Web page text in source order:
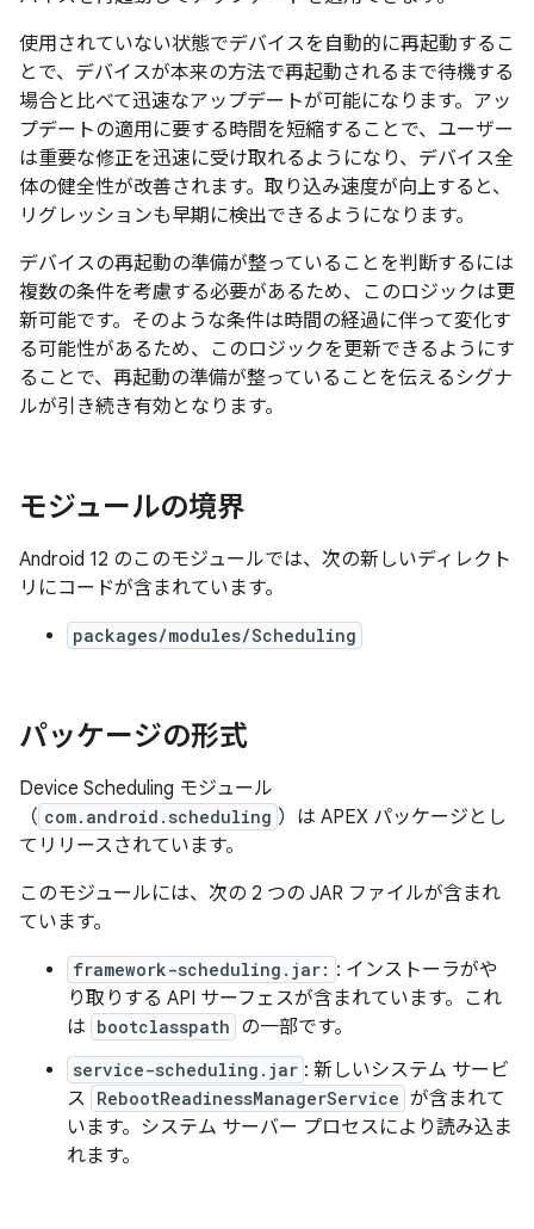
使用されていない状態でデバイスを自動的に再起動するこ
とで、デバイスが本来の方法で再起動されるまで待機する
場合と比べて迅速なアップデートが可能になります。アッ
プデートの適用に要する時間を短縮することで、ユーザー
は重要な修正を迅速に受け取れるようになり、デバイス全
体の健全性が改善されます。取り込み速度が向上すると、
リグレッションも早期に検出できるようになります。
デバイスの再起動の準備が整っていることを判断するには
複数の条件を考慮する必要があるため、このロジックは更
新可能です。そのような条件は時間の経過に伴って変化す
る可能性があるため、このロジックを更新できるようにす
ることで、再起動の準備が整っていることを伝えるシグナ
ルが引き続き有効となります。
モジュールの境界
Android 12 のこのモジュールでは、次の新しいディレクト
リにコードが含まれています。
packages/modules/Scheduling
パッケージの形式
Device Scheduling モジュール
（ com.android.scheduling ）は APEX パッケージとし
てリリースされています。
このモジュールには、次の 2 つの JAR ファイルが含まれ
ています。
framework-scheduling.jar: : インストーラがや
り取りする API サーフェスが含まれています。これ
は bootclasspath の一部です。
service-scheduling.jar : 新しいシステム サービ
ス RebootReadinessManagerService が含まれて
います。システム サーバー プロセスにより読み込ま
れます。